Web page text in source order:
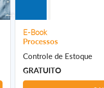
E-Book
Processos
Controle de Estoque
GRATUITO